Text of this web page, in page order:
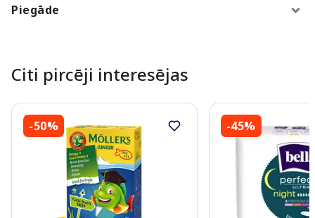
Piegāde
Citi pircēji interesējas
-50% -45%